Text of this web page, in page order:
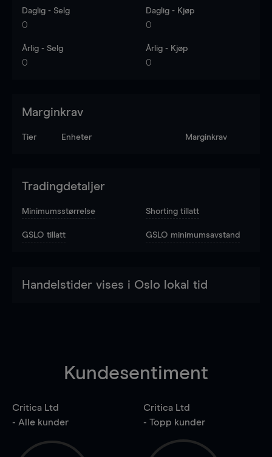
Daglig - Selg
0
Daglig - Kjøp
0
Årlig - Selg
0
Årlig - Kjøp
0
Marginkrav
Tier Enheter Marginkrav
Tradingdetaljer
Minimumsstørrelse Shorting tillatt
GSLO tillatt GSLO minimumsavstand
Handelstider vises i Oslo lokal tid
Kundesentiment
Critica Ltd
- Alle kunder
Critica Ltd
- Topp kunder